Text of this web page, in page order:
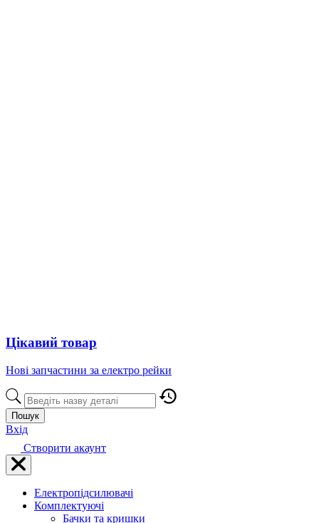
Цікавий товар
Нові запчастини за електро рейки
Пошук
Вхід
Створити акаунт
Електропідсилювачі
Комплектуючі
Бачки та кришки